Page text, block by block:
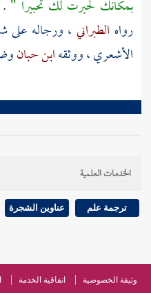
بمكانك لحبرت لك تحبيرا "
رواه الطبراني ، ورجاله
الأشعري، ووثقهابن حبان
الخدمات العلمية
ترجمة علم عناوين الشجرة
وثيقة الخصوصية اتفاقية الخدمة